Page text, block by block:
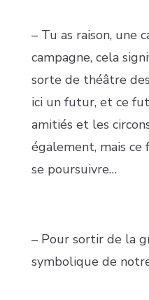
– Tu as raison, une
campagne, cela
sorte de théâtre
ici un futur, et ce
amitiés et les
également, mais
se poursuivre…
– Pour sortir de la
symbolique de